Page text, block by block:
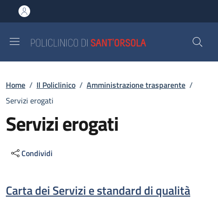
al contenuto principale
to footer content
Briciole di pane
Home / Il Policlinico / Amministrazione trasparente /
Servizi erogati
Servizi erogati
Condividi
Descrizione
Carta dei Servizi e standard di qualità